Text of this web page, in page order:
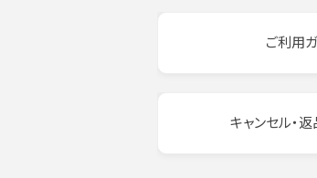
ご利用
キャンセル・